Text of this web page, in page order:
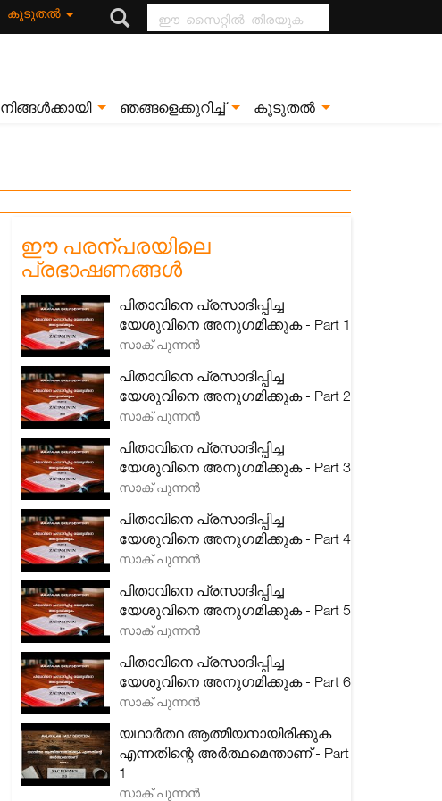
കൂടുതൽ
ഈ സൈറ്റിൽ
തിരയുക
നിങ്ങൾക്കായി ഞങ്ങളെക്കുറിച്ച് കൂടുതൽ
ഈ പരന്പരയിലെ
പ്രഭാഷണങ്ങൾ
പിതാവിനെ പ്രസാദിപ്പിച്ച
യേശുവിനെ അനുഗമിക്കുക - Part 1
സാക് പുന്നൻ
പിതാവിനെ പ്രസാദിപ്പിച്ച
യേശുവിനെ അനുഗമിക്കുക - Part 2
സാക് പുന്നൻ
പിതാവിനെ പ്രസാദിപ്പിച്ച
യേശുവിനെ അനുഗമിക്കുക - Part 3
സാക് പുന്നൻ
പിതാവിനെ പ്രസാദിപ്പിച്ച
യേശുവിനെ അനുഗമിക്കുക - Part 4
സാക് പുന്നൻ
പിതാവിനെ പ്രസാദിപ്പിച്ച
യേശുവിനെ അനുഗമിക്കുക - Part 5
സാക് പുന്നൻ
പിതാവിനെ പ്രസാദിപ്പിച്ച
യേശുവിനെ അനുഗമിക്കുക - Part 6
സാക് പുന്നൻ
യഥാർത്ഥ ആത്മീയനായിരിക്കുക
എന്നതിന്റെ അർത്ഥമെന്താണ് - Part
1
സാക് പുന്നൻ